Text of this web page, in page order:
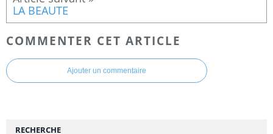
LA BEAUTE
COMMENTER CET ARTICLE
Ajouter un commentaire
RECHERCHE